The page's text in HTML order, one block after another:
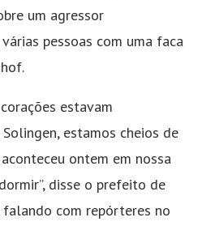
um agressor
pessoas com uma faca
estavam
estamos cheios de
ontem em nossa
disse o prefeito de
falando com repórteres no